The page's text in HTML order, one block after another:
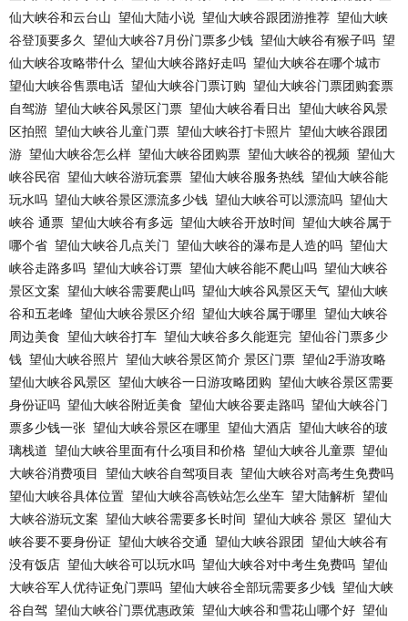
仙大峡谷和云台山 望仙大陆小说 望仙大峡谷跟团游推荐 望仙大峡
谷登顶要多久
望仙大峡谷7月份门票多少钱 望仙大峡谷有猴子吗 望
仙大峡谷攻略带什么
望仙大峡谷路好走吗 望仙大峡谷在哪个城市
望仙大峡谷售票电话 望仙大峡谷门票订购 望仙大峡谷门票团购套票
自驾游 望仙大峡谷风景区门票 望仙大峡谷看日出
望仙大峡谷风景
区拍照 望仙大峡谷儿童门票 望仙大峡谷打卡照片 望仙大峡谷跟团
游 望仙大峡谷怎么样 望仙大峡谷团购票 望仙大峡谷的视频 望仙大
峡谷民宿 望仙大峡谷游玩套票 望仙大峡谷服务热线 望仙大峡谷能
玩水吗 望仙大峡谷景区漂流多少钱 望仙大峡谷可以漂流吗 望仙大
峡谷 通票 望仙大峡谷有多远 望仙大峡谷开放时间 望仙大峡谷属于
哪个省 望仙大峡谷几点关门 望仙大峡谷的瀑布是人造的吗 望仙大
峡谷走路多吗 望仙大峡谷订票 望仙大峡谷能不爬山吗 望仙大峡谷
景区文案 望仙大峡谷需要爬山吗 望仙大峡谷风景区天气 望仙大峡
谷和五老峰 望仙大峡谷景区介绍 望仙大峡谷属于哪里
望仙大峡谷
周边美食 望仙大峡谷打车 望仙大峡谷多久能逛完 望仙谷门票多少
钱 望仙大峡谷照片 望仙大峡谷景区简介 景区门票 望仙2手游攻略
望仙大峡谷风景区 望仙大峡谷一日游攻略团购 望仙大峡谷景区需要
身份证吗 望仙大峡谷附近美食 望仙大峡谷要走路吗 望仙大峡谷门
票多少钱一张 望仙大峡谷景区在哪里 望仙大酒店 望仙大峡谷的玻
璃栈道 望仙大峡谷里面有什么项目和价格 望仙大峡谷儿童票 望仙
大峡谷消费项目
望仙大峡谷自驾项目表 望仙大峡谷对高考生免费吗
望仙大峡谷具体位置 望仙大峡谷高铁站怎么坐车 望大陆解析 望仙
大峡谷游玩文案 望仙大峡谷需要多长时间 望仙大峡谷 景区 望仙大
峡谷要不要身份证 望仙大峡谷交通 望仙大峡谷跟团
望仙大峡谷有
没有饭店 望仙大峡谷可以玩水吗 望仙大峡谷对中考生免费吗 望仙
大峡谷军人优待证免门票吗 望仙大峡谷全部玩需要多少钱 望仙大峡
谷自驾 望仙大峡谷门票优惠政策 望仙大峡谷和雪花山哪个好 望仙